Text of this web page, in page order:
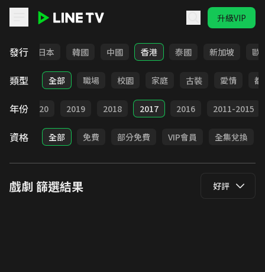
升級VIP
發行
台灣 日本 韓國 中國 香港 泰國 新加坡 歐
類型 全部 職場 校園 家庭 古裝 愛情 都
年份 2020 2019 2018 2017 2016 2011-2015
資格 全部 免費 部分免費 VIP會員 全集兌換
戲劇 篩選結果 好評